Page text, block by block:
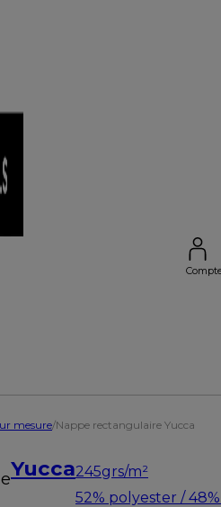
mesure/Nappe rectangulaire Yucca
Yucca245grs/m²
52% polyester /